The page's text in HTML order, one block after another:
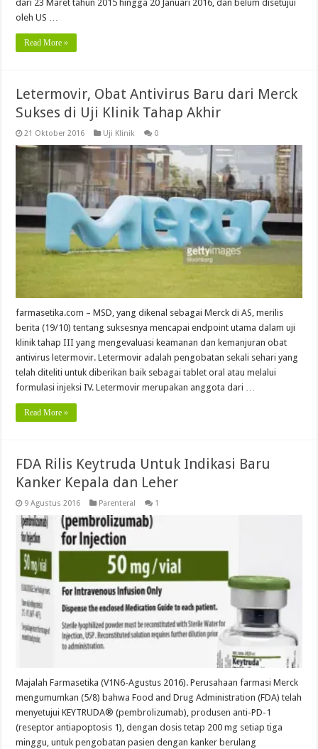
dari 23 Maret tahun 2015 hingga 20 Januari 2016, dan belum disetujui
oleh US …
Read More »
Letermovir, Obat Antivirus Baru dari Merck
Sukses di Uji Klinik Tahap Akhir
21 Oktober 2016 Uji Klinik 0
farmasetika.com – MSD, yang dikenal sebagai Merck di AS, merilis
berita (19/10) tentang suksesnya mencapai endpoint utama dalam uji
klinik tahap III yang mengevaluasi keamanan dan kemanjuran obat
antivirus letermovir. Letermovir adalah pengobatan sekali sehari yang
telah diteliti untuk diberikan baik sebagai tablet oral atau melalui
formulasi injeksi IV. Letermovir merupakan anggota dari …
Read More »
FDA Rilis Keytruda Untuk Indikasi Baru
Kanker Kepala dan Leher
9 Agustus 2016 Parenteral 1
Majalah Farmasetika (V1N6-Agustus 2016). Perusahaan farmasi Merck
mengumumkan (5/8) bahwa Food and Drug Administration (FDA) telah
menyetujui KEYTRUDA® (pembrolizumab), produsen anti-PD-1
(reseptor antiapoptosis 1), dengan dosis tetap 200 mg setiap tiga
minggu, untuk pengobatan pasien dengan kanker berulang